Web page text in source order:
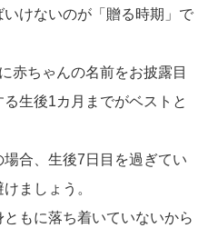
けないのが「贈る時期」で
赤ちゃんの名前をお披露目
生後1カ月までがベストと
合、生後7日目を過ぎてい
ましょう。
もに落ち着いていないから